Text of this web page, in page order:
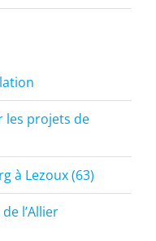
les projets de
à Lezoux (63)
l’Allier